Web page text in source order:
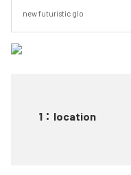
new futuristic glo
1 ： location